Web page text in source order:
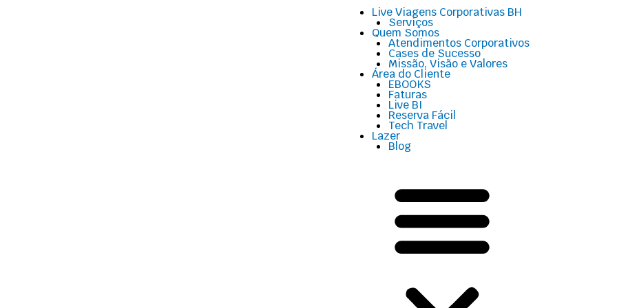
Live Viagens Corporativas BH
Serviços
Quem Somos
Atendimentos Corporativos
Cases de Sucesso
Missão, Visão e Valores
Área do Cliente
EBOOKS
Faturas
Live BI
Reserva Fácil
Tech Travel
Lazer
Blog